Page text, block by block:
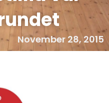
November 28, 2015